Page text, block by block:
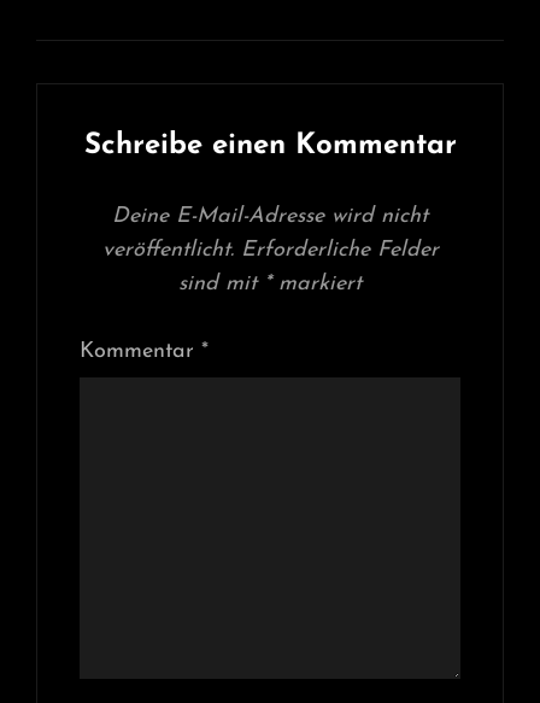
Schreibe einen Kommentar
Deine E-Mail-Adresse wird nicht
veröffentlicht. Erforderliche Felder
sind mit *markiert
Kommentar *